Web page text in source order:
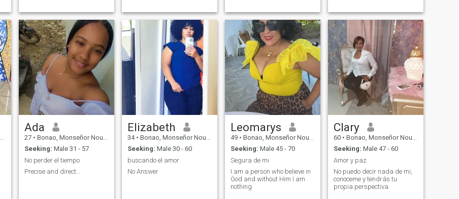
Ada
27 • Bonao, Monseñor Nouel, Dominican Republic
Seeking: Male 31 - 57
No perder el tiempo
Precise and direct…
Elizabeth
34 • Bonao, Monseñor Nouel, Dominican Republic
Seeking: Male 30 - 60
buscando el amor
No Answer
Leomarys
49 • Bonao, Monseñor Nouel, Dominican Republic
Seeking: Male 45 - 70
Segura de mi
I am a person who believe in
God and without Him I am
nothing
Clary
60 • Bonao, Monseñor Nouel, Dominican Republic
Seeking: Male 47 - 60
Amor y paz
No puedo decir nada de mi,
conoceme y tendrás tu
propia perspectiva.